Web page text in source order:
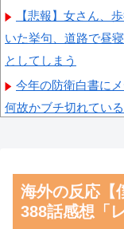
【悲報】女さん、
いた挙句、道路で昼
としてしまう
今年の防衛白書に
何故かブチ切れてい
【朗報】齋藤飛鳥
完全に見えてる動画
てしまう…
海外の反応【
388話感想「